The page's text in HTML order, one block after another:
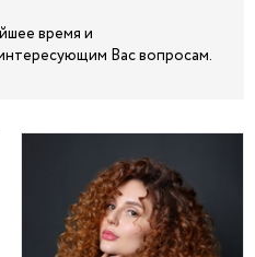
время и
Вас вопросам.